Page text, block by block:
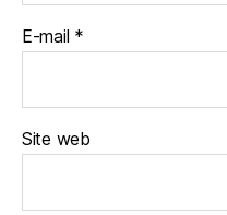
E-mail *
Site web